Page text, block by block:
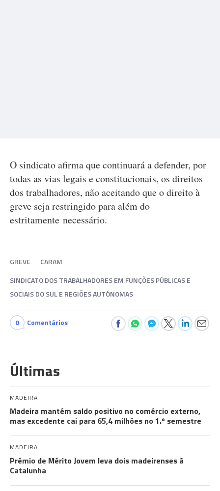
O sindicato afirma que continuará a defender, por
todas as vias legais e constitucionais, os direitos
dos trabalhadores, não aceitando que o direito à
greve seja restringido para além do
estritamente necessário.
GREVE
CARAM
SINDICATO DOS TRABALHADORES EM FUNÇÕES PÚBLICAS E
SOCIAIS DO SUL E REGIÕES AUTÓNOMAS
0 Comentários
Últimas
MADEIRA
Madeira mantém saldo positivo no comércio externo,
mas excedente cai para 65,4 milhões no 1.º semestre
MADEIRA
Prémio de Mérito Jovem leva dois madeirenses à
Catalunha